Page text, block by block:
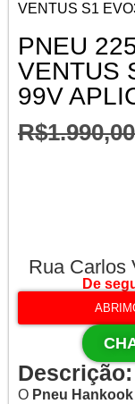
VENTUS S1
PNEU
VENTUS
99V
R$1.990,00
Rua Carlos
De
Descrição:
O Pneu